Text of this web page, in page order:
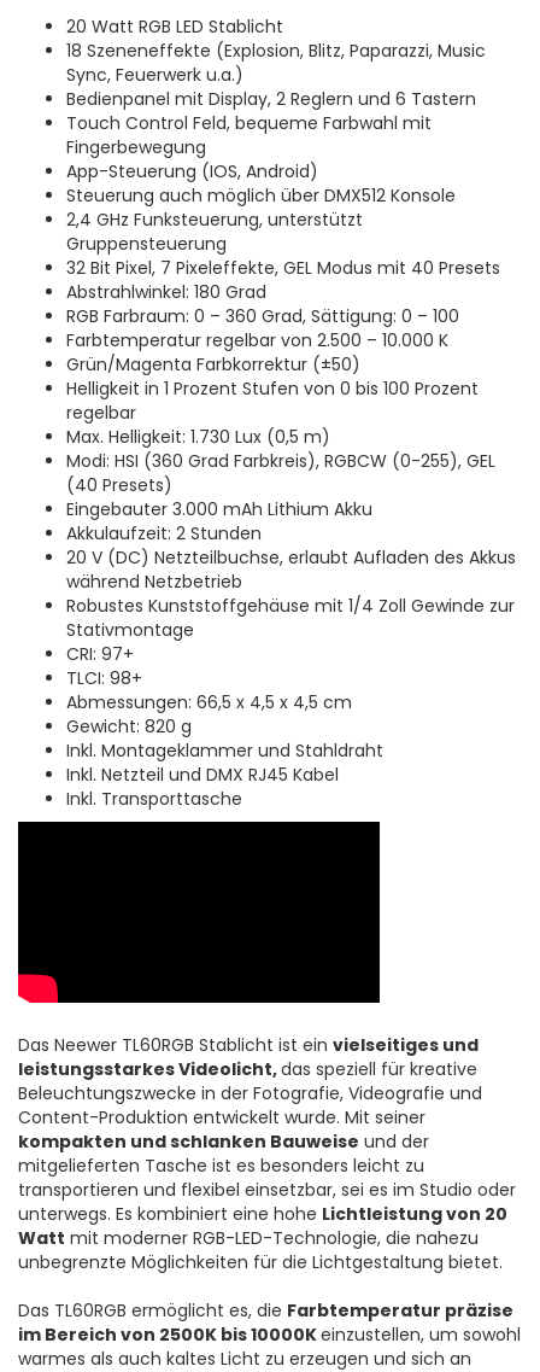
20 Watt RGB LED Stablicht
18 Szeneneffekte (Explosion, Blitz, Paparazzi, Music
Sync, Feuerwerk u.a.)
Bedienpanel mit Display, 2 Reglern und 6 Tastern
Touch Control Feld, bequeme Farbwahl mit
Fingerbewegung
App-Steuerung (IOS, Android)
Steuerung auch möglich über DMX512 Konsole
2,4 GHz Funksteuerung, unterstützt
Gruppensteuerung
32 Bit Pixel, 7 Pixeleffekte, GEL Modus mit 40 Presets
Abstrahlwinkel: 180 Grad
RGB Farbraum: 0 – 360 Grad, Sättigung: 0 – 100
Farbtemperatur regelbar von 2.500 – 10.000 K
Grün/Magenta Farbkorrektur (±50)
Helligkeit in 1 Prozent Stufen von 0 bis 100 Prozent
regelbar
Max. Helligkeit: 1.730 Lux (0,5 m)
Modi: HSI (360 Grad Farbkreis), RGBCW (0-255), GEL
(40 Presets)
Eingebauter 3.000 mAh Lithium Akku
Akkulaufzeit: 2 Stunden
20 V (DC) Netzteilbuchse, erlaubt Aufladen des Akkus
während Netzbetrieb
Robustes Kunststoffgehäuse mit 1/4 Zoll Gewinde zur
Stativmontage
CRI: 97+
TLCI: 98+
Abmessungen: 66,5 x 4,5 x 4,5 cm
Gewicht: 820 g
Inkl. Montageklammer und Stahldraht
Inkl. Netzteil und DMX RJ45 Kabel
Inkl. Transporttasche
Das Neewer TL60RGB Stablicht ist ein vielseitiges und
leistungsstarkes Videolicht,das speziell für kreative
Beleuchtungszwecke in der Fotografie, Videografie und
Content-Produktion entwickelt wurde. Mit seiner
kompakten und schlanken Bauweise und der
mitgelieferten Tasche ist es besonders leicht zu
transportieren und flexibel einsetzbar, sei es im Studio oder
unterwegs. Es kombiniert eine hohe Lichtleistung von 20
Watt mit moderner RGB-LED-Technologie, die nahezu
unbegrenzte Möglichkeiten für die Lichtgestaltung bietet.
Das TL60RGB ermöglicht es, die Farbtemperatur präzise
im Bereich von 2500K bis 10000Keinzustellen, um sowohl
warmes als auch kaltes Licht zu erzeugen und sich an